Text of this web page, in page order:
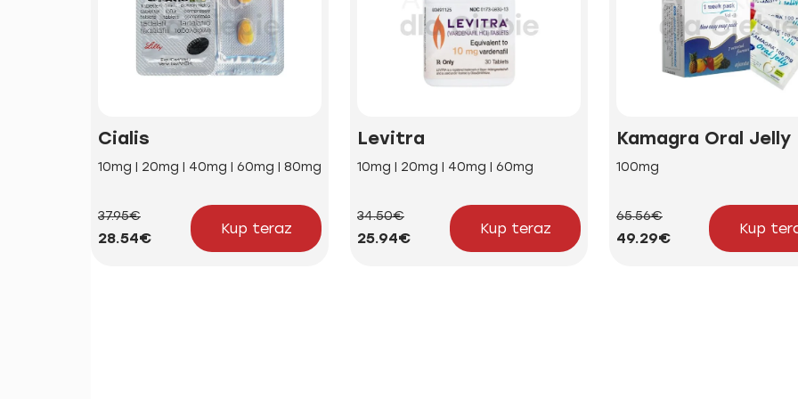
Cialis
10mg | 20mg | 40mg | 60mg | 80mg
37.95€
28.54€
Kup teraz
Levitra
10mg | 20mg | 40mg | 60mg
34.50€
25.94€
Kup teraz
Kamagra Oral Jelly
100mg
65.56€
49.29€
Kup